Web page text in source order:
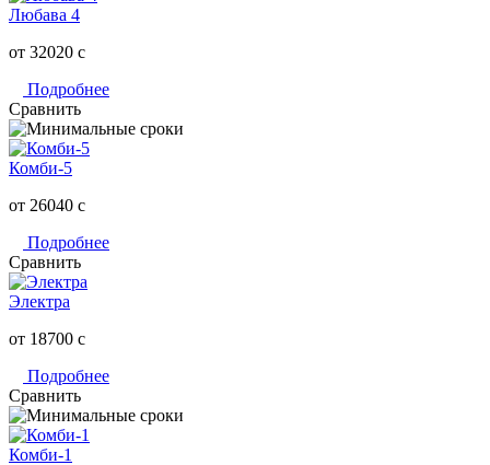
Любава 4
от 32020 c
Подробнее
Сравнить
Комби-5
от 26040 c
Подробнее
Сравнить
Электра
от 18700 c
Подробнее
Сравнить
Комби-1